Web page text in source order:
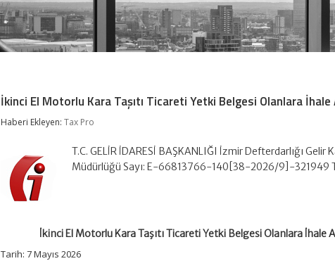
İkinci El Motorlu Kara Taşıtı Ticareti Yetki Belgesi Olanlara İhale
Haberi Ekleyen:Tax Pro
T.C. GELİR İDARESİ BAŞKANLIĞI İzmir Defterdarlığı Gelir
Müdürlüğü Sayı: E-66813766-140[38-2026/9]-321949
İkinci El Motorlu Kara Taşıtı Ticareti Yetki Belgesi Olanlara İhale
Tarih:7 Mayıs 2026